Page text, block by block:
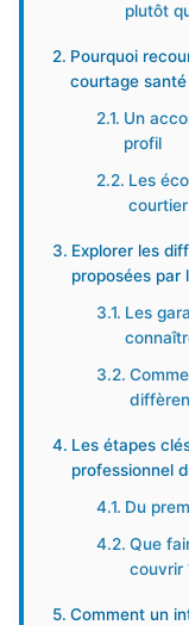
plutôt
Pourquoi
courtage santé
Un
profil
Les
courtier
Explorer les
proposées par
Les
Les étapes
professionnel
Du
Que
couvrir
Comment un